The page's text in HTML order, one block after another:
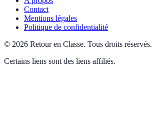
Contact
Mentions légales
Politique de confidentialité
© 2026 Retour en Classe. Tous droits réservés.
Certains liens sont des liens affiliés.